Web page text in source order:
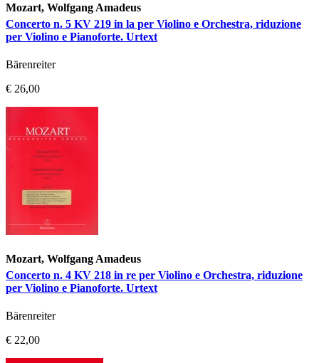
Mozart, Wolfgang Amadeus
Concerto n. 5 KV 219 in la per Violino e Orchestra, riduzione
per Violino e Pianoforte. Urtext
Bärenreiter
€ 26,00
Mozart, Wolfgang Amadeus
Concerto n. 4 KV 218 in re per Violino e Orchestra, riduzione
per Violino e Pianoforte. Urtext
Bärenreiter
€ 22,00